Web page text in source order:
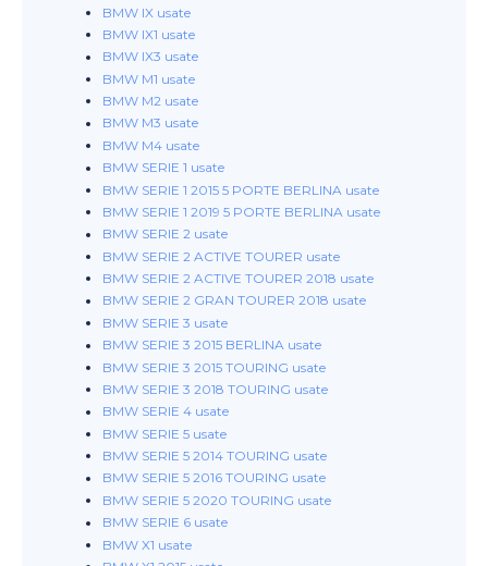
BMW IX usate
BMW IX1 usate
BMW IX3 usate
BMW M1 usate
BMW M2 usate
BMW M3 usate
BMW M4 usate
BMW SERIE 1 usate
BMW SERIE 1 2015 5 PORTE BERLINA usate
BMW SERIE 1 2019 5 PORTE BERLINA usate
BMW SERIE 2 usate
BMW SERIE 2 ACTIVE TOURER usate
BMW SERIE 2 ACTIVE TOURER 2018 usate
BMW SERIE 2 GRAN TOURER 2018 usate
BMW SERIE 3 usate
BMW SERIE 3 2015 BERLINA usate
BMW SERIE 3 2015 TOURING usate
BMW SERIE 3 2018 TOURING usate
BMW SERIE 4 usate
BMW SERIE 5 usate
BMW SERIE 5 2014 TOURING usate
BMW SERIE 5 2016 TOURING usate
BMW SERIE 5 2020 TOURING usate
BMW SERIE 6 usate
BMW X1 usate